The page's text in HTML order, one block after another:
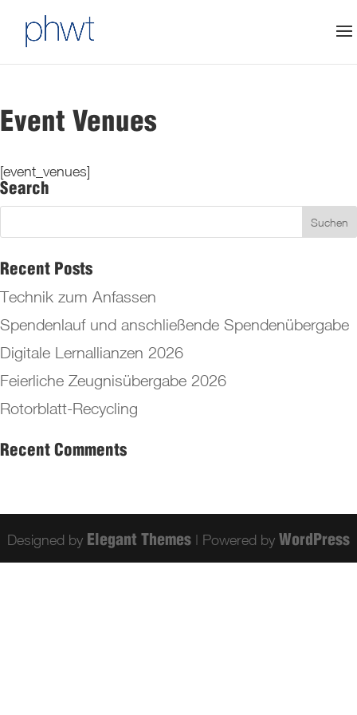
Event Venues
[event_venues]
Search
Recent Posts
Technik zum Anfassen
Spendenlauf und anschließende Spendenübergabe
Digitale Lernallianzen 2026
Feierliche Zeugnisübergabe 2026
Rotorblatt-Recycling
Recent Comments
Designed by Elegant Themes | Powered by WordPress